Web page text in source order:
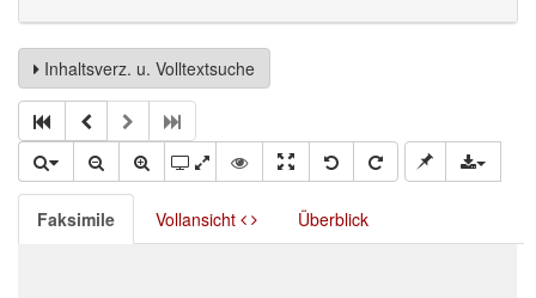
Inhaltsverz. u. Volltextsuche
Faksimile Vollansicht Überblick